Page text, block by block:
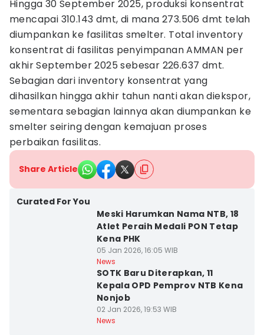
Hingga 30 September 2025, produksi konsentrat
mencapai 310.143 dmt, di mana 273.506 dmt telah
diumpankan ke fasilitas smelter. Total inventory
konsentrat di fasilitas penyimpanan AMMAN per
akhir September 2025 sebesar 226.637 dmt.
Sebagian dari inventory konsentrat yang
dihasilkan hingga akhir tahun nanti akan diekspor,
sementara sebagian lainnya akan diumpankan ke
smelter seiring dengan kemajuan proses
perbaikan fasilitas.
Share Article
Curated For You
Meski Harumkan Nama NTB, 18
Atlet Peraih Medali PON Tetap
Kena PHK
05 Jan 2026, 16:05 WIB
News
SOTK Baru Diterapkan, 11
Kepala OPD Pemprov NTB Kena
Nonjob
02 Jan 2026, 19:53 WIB
News